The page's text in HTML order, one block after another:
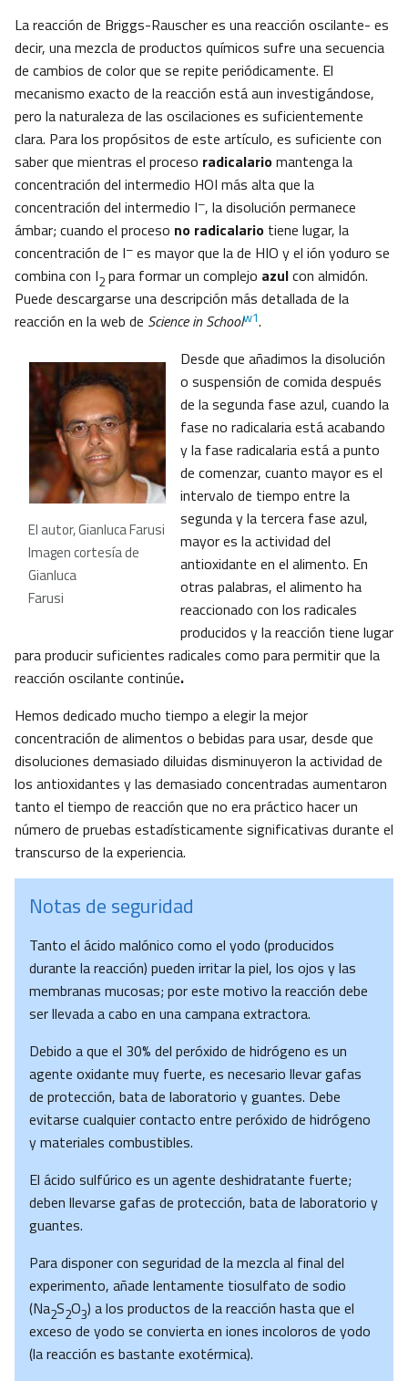
La reacción de Briggs-Rauscher es una reacción oscilante- es
decir, una mezcla de productos químicos sufre una secuencia
de cambios de color que se repite periódicamente. El
mecanismo exacto de la reacción está aun investigándose,
pero la naturaleza de las oscilaciones es suficientemente
clara. Para los propósitos de este artículo, es suficiente con
saber que mientras el proceso radicalariomantenga la
concentración del intermedio HOI más alta que la
concentración del intermedio I–, la disolución permanece
ámbar; cuando el proceso no radicalario tiene lugar, la
concentración de I– es mayor que la de HIO y el ión yoduro se
combina con I2 para formar un complejo azulcon almidón.
Puede descargarse una descripción más detallada de la
reacción en la web de Science in Schoolw1.
El autor, Gianluca Farusi
Imagen cortesía de
Gianluca
Farusi
Desde que añadimos la disolución
o suspensión de comida después
de la segunda fase azul, cuando la
fase no radicalaria está acabando
y la fase radicalaria está a punto
de comenzar, cuanto mayor es el
intervalo de tiempo entre la
segunda y la tercera fase azul,
mayor es la actividad del
antioxidante en el alimento. En
otras palabras, el alimento ha
reaccionado con los radicales
producidos y la reacción tiene lugar
para producir suficientes radicales como para permitir que la
reacción oscilante continúe.
Hemos dedicado mucho tiempo a elegir la mejor
concentración de alimentos o bebidas para usar, desde que
disoluciones demasiado diluidas disminuyeron la actividad de
los antioxidantes y las demasiado concentradas aumentaron
tanto el tiempo de reacción que no era práctico hacer un
número de pruebas estadísticamente significativas durante el
transcurso de la experiencia.
Notas de seguridad
Tanto el ácido malónico como el yodo (producidos
durante la reacción) pueden irritar la piel, los ojos y las
membranas mucosas; por este motivo la reacción debe
ser llevada a cabo en una campana extractora.
Debido a que el 30% del peróxido de hidrógeno es un
agente oxidante muy fuerte, es necesario llevar gafas
de protección, bata de laboratorio y guantes. Debe
evitarse cualquier contacto entre peróxido de hidrógeno
y materiales combustibles.
El ácido sulfúrico es un agente deshidratante fuerte;
deben llevarse gafas de protección, bata de laboratorio y
guantes.
Para disponer con seguridad de la mezcla al final del
experimento, añade lentamente tiosulfato de sodio
(Na2S2O3) a los productos de la reacción hasta que el
exceso de yodo se convierta en iones incoloros de yodo
(la reacción es bastante exotérmica).